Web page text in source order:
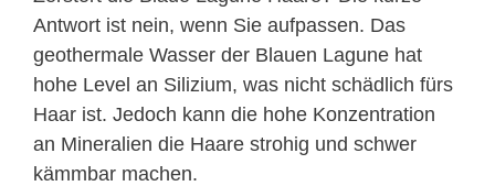
Antwort ist nein, wenn Sie aufpassen. Das
geothermale Wasser der Blauen Lagune hat
hohe Level an Silizium, was nicht schädlich fürs
Haar ist. Jedoch kann die hohe Konzentration
an Mineralien die Haare strohig und schwer
kämmbar machen.